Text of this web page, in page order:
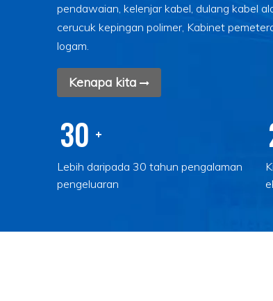
pendawaian, kelenjar kabel, dulang kabel
cerucuk kepingan polimer, Kabinet
logam.
Kenapa kita
30 +
Lebih daripada 30 tahun pengalaman
pengeluaran